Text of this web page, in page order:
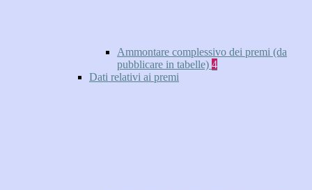
Ammontare complessivo dei premi (da
pubblicare in tabelle) 4
Dati relativi ai premi